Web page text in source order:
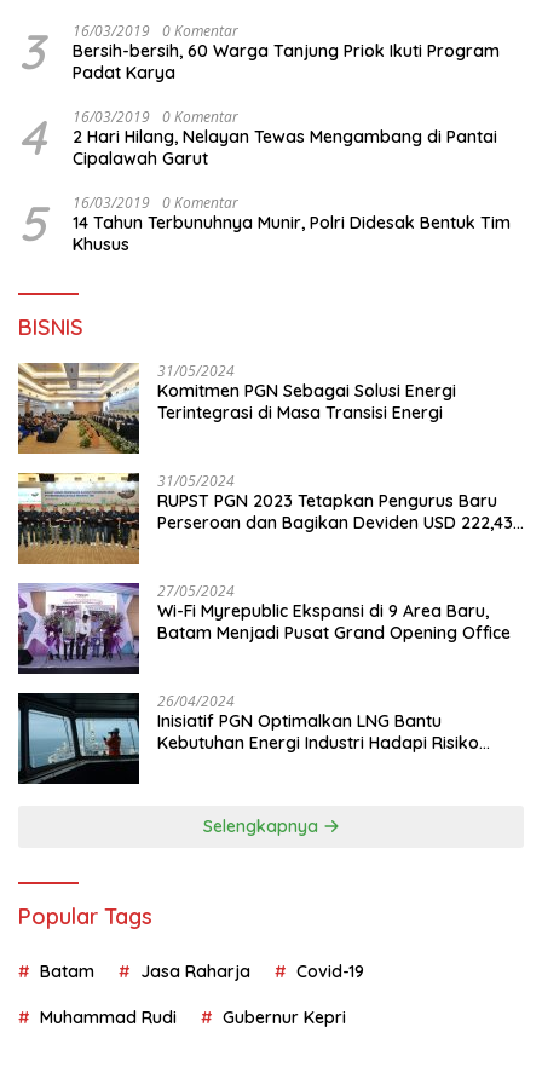
3 16/03/2019 0 Komentar
Bersih-bersih, 60 Warga Tanjung Priok Ikuti Program
Padat Karya
4 16/03/2019 0 Komentar
2 Hari Hilang, Nelayan Tewas Mengambang di Pantai
Cipalawah Garut
5 16/03/2019 0 Komentar
14 Tahun Terbunuhnya Munir, Polri Didesak Bentuk Tim
Khusus
BISNIS
31/05/2024
Komitmen PGN Sebagai Solusi Energi
Terintegrasi di Masa Transisi Energi
31/05/2024
RUPST PGN 2023 Tetapkan Pengurus Baru
Perseroan dan Bagikan Deviden USD 222,43
27/05/2024
Wi-Fi Myrepublic Ekspansi di 9 Area Baru,
Batam Menjadi Pusat Grand Opening Office
26/04/2024
Inisiatif PGN Optimalkan LNG Bantu
Kebutuhan Energi Industri Hadapi Risiko
Selengkapnya
Popular Tags
Batam Jasa Raharja Covid-19
Muhammad Rudi Gubernur Kepri